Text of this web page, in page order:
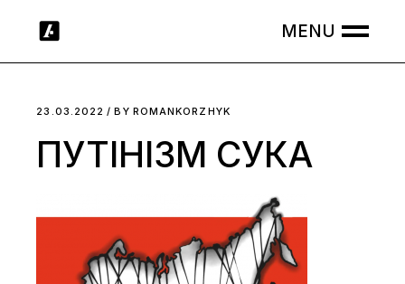
23.03.2022 BY ROMANKORZHYK
ПУТІНІЗМ СУКА